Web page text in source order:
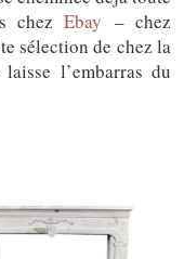
chezEbay – chez
sélection de chez la
l’embarras du